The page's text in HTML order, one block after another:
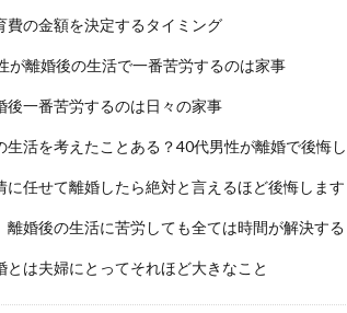
「旦那が大好き！」出
出産後の女性は旦那のことを
費の金額を決定するタイミング
が離婚後の生活で一番苦労するのは家事
後一番苦労するのは日々の家事
生活を考えたことある？40代男性が離婚で後悔
に任せて離婚したら絶対と言えるほど後悔します
離婚後の生活に苦労しても全ては時間が解決する
とは夫婦にとってそれほど大きなこと